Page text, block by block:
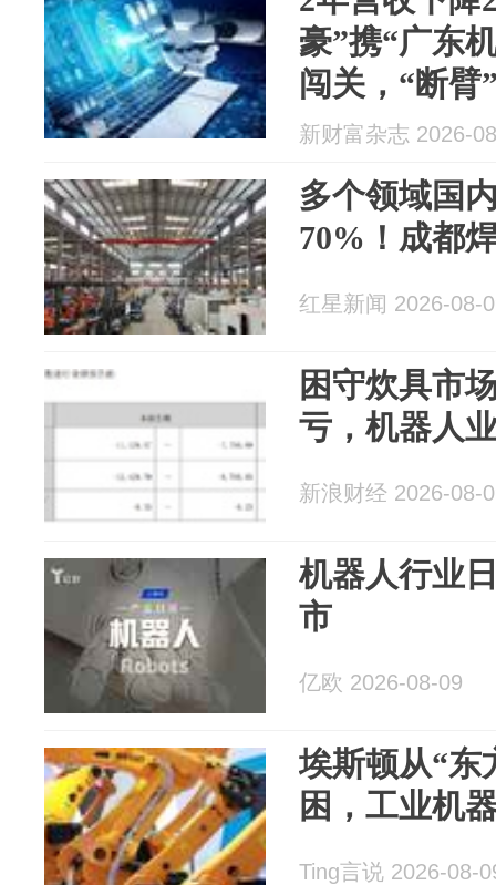
豪”携“广东
闯关，“断臂
新财富杂志 2026-
多个领域国
70%！成都
红星新闻 2026-08-
困守炊具市
亏，机器人
新浪财经 2026-08-
机器人行业
市
亿欧 2026-08-09
埃斯顿从“东
困，工业机
Ting言说 2026-08-